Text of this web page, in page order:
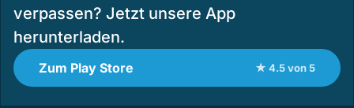
verpassen? Jetzt unsere App
herunterladen.
Zum Play Store ★ 4.5 von 5